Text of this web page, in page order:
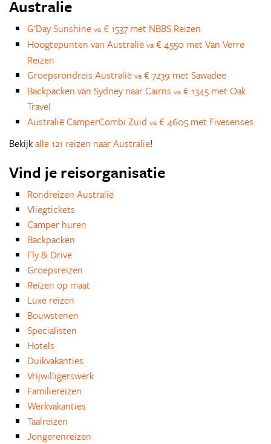
Australie
G'Day Sunshine va € 1537 met NBBS Reizen
Hoogtepunten van Australië va € 4550 met Van Verre
Reizen
Groepsrondreis Australië va € 7239 met Sawadee
Backpacken van Sydney naar Cairns va € 1345 met Oak
Travel
Australië CamperCombi Zuid va € 4605 met Fivesenses
Bekijkalle 121 reizen naar Australie!
Vind je reisorganisatie
Rondreizen Australië
Vliegtickets
Camper huren
Backpacken
Fly & Drive
Groepsreizen
Reizen op maat
Luxe reizen
Bouwstenen
Specialisten
Hotels
Duikvakanties
Vrijwilligerswerk
Familiereizen
Werkvakanties
Taalreizen
Jongerenreizen